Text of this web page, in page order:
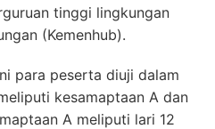
tinggi lingkungan
(Kemenhub).
para peserta diuji dalam
kesamaptaan A dan
A meliputi lari 12